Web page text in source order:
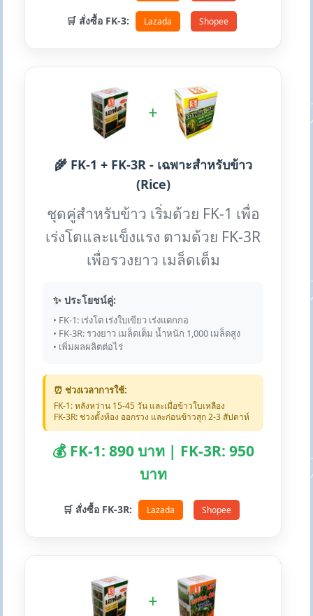
🛒 สั่งซื้อ FK-3: Lazada Shopee
+
🌾 FK-1 + FK-3R - เฉพาะสำหรับข้าว
(Rice)
ชุดคู่สำหรับข้าว เริ่มด้วย FK-1 เพื่อ
เร่งโตและแข็งแรง ตามด้วย FK-3R
เพื่อรวงยาว เมล็ดเต็ม
✨ ประโยชน์คู่:
• FK-1: เร่งโต เร่งใบเขียว เร่งแตกกอ
• FK-3R: รวงยาว เมล็ดเต็ม น้ำหนัก 1,000 เมล็ดสูง
• เพิ่มผลผลิตต่อไร่
⏰ ช่วงเวลาการใช้:
FK-1: หลังหว่าน 15-45 วัน และเมื่อข้าวใบเหลือง
FK-3R: ช่วงตั้งท้อง ออกรวง และก่อนข้าวสุก 2-3 สัปดาห์
💰 FK-1: 890 บาท | FK-3R: 950
บาท
🛒 สั่งซื้อ FK-3R: Lazada Shopee
+